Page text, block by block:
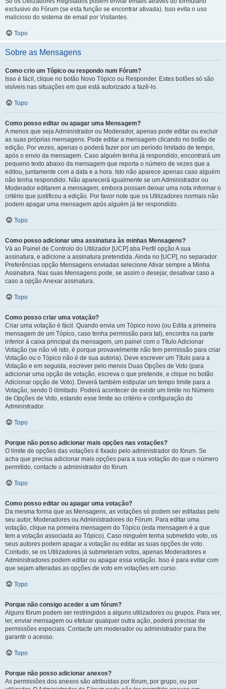
exclusivo do Fórum (se esta função se encontrar ativada). Isso evita o uso
malicioso do sistema de email por Visitantes.
Topo
Sobre as Mensagens
Como crio um Tópico ou respondo num Fórum?
Isso é fácil, clique no botão Novo Tópico ou Responder. Estes botões só são
visíveis nas situações em que está autorizado a fazê-lo.
Topo
Como posso editar ou apagar uma Mensagem?
A menos que seja Administrador ou Moderador, apenas pode editar ou excluir
as suas próprias mensagens. Pode editar a mensagem clicando no botão de
edição. Por vezes, apenas o poderá fazer por um período limitado de tempo,
após o envio da mensagem. Caso alguém tenha já respondido, encontrará um
pequeno texto abaixo da mensagem que reporta o número de vezes que a
editou, juntamente com a data e a hora. Isto não aparece apenas caso alguém
não tenha respondido. Não aparecerá igualmente se um Administrador ou
Moderador editarem a mensagem, embora possam deixar uma nota informar o
critério que justificou a edição. Por favor note que os Utilizadores normais não
podem apagar uma mensagem após alguém já ter respondido.
Topo
Como posso adicionar uma assinatura às minhas Mensagens?
Vá ao Painel de Controlo do Utilizador [UCP] aba Perfil opção A sua
assinatura, e adicione a assinatura pretendida. Ainda no [UCP], no separador
Preferências opção Mensagens enviadas selecione Ativar sempre a Minha
Assinatura. Nas suas Mensagens pode, se assim o desejar, desativar caso a
caso a opção Anexar assinatura.
Topo
Como posso criar uma votação?
Criar uma votação é fácil. Quando envia um Tópico novo (ou Edita a primeira
mensagem de um Tópico, caso tenha permissão para tal), encontra na parte
inferior à caixa principal da mensagem, um painel com o Título Adicionar
Votação (se não vê isto, é porque provavelmente não tem permissão para criar
Votação ou o Tópico não é de sua autoria). Deve escrever um Título para a
Votação e em seguida, escrever pelo menos Duas Opções de Voto (para
adicionar uma opção de votação, escreva o que pretende, e clique no botão
Adicionar opção de Voto). Deverá também estipular um tempo limite para a
Votação, sendo 0 ilimitado. Poderá acontecer de existir um limite no Número
de Opções de Voto, estando esse limite ao critério e configuração do
Administrador.
Topo
Porque não posso adicionar mais opções nas votações?
O limite de opções das votações é fixado pelo administrador do fórum. Se
acha que precisa adicionar mais opções para a sua votação do que o número
permitido, contacte o administrador do fórum.
Topo
Como posso editar ou apagar uma votação?
Da mesma forma que as Mensagens, as votações só podem ser editadas pelo
seu autor, Moderadores ou Administradores do Fórum. Para editar uma
votação, clique na primeira mensagem do Tópico (esta mensagem é a que
tem a votação associada ao Tópico). Caso ninguém tenha submetido voto, os
seus autores podem apagar a votação ou editar as suas opções de voto.
Contudo, se os Utilizadores já submeteram votos, apenas Moderadores e
Administradores podem editar ou apagar essa votação. Isso é para evitar com
que sejam alteradas as opções de voto em votações em curso.
Topo
Porque não consigo aceder a um fórum?
Alguns fórum podem ser restringidos a alguns utilizadores ou grupos. Para ver,
ler, enviar mensagem ou efetuar qualquer outra ação, poderá precisar de
permissões especiais. Contacte um moderador ou administrador para lhe
garantir o acesso.
Topo
Porque não posso adicionar anexos?
As permissões dos anexos são atribuídas por fórum, por grupo, ou por